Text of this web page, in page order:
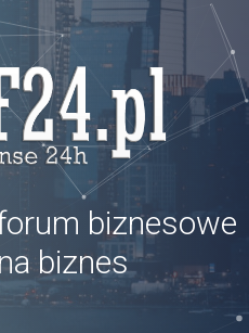
biznesowe
biznes